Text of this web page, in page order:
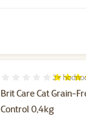
Brit Care Cat Grain-
Control 0,4kg
Hodnocení 100%,
2×